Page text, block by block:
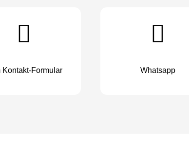
Kontakt-Formular Whatsapp